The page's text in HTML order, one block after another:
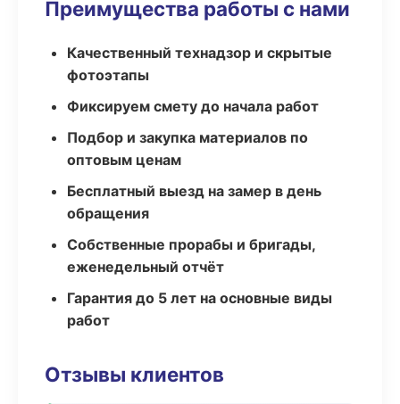
Преимущества работы с нами
Качественный технадзор и скрытые
фотоэтапы
Фиксируем смету до начала работ
Подбор и закупка материалов по
оптовым ценам
Бесплатный выезд на замер в день
обращения
Собственные прорабы и бригады,
еженедельный отчёт
Гарантия до 5 лет на основные виды
работ
Отзывы клиентов